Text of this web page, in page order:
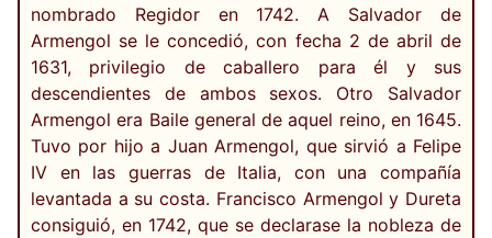
nombrado Regidor en 1742. A Salvador de
Armengol se le concedió, con fecha 2 de abril de
1631, privilegio de caballero para él y sus
descendientes de ambos sexos. Otro Salvador
Armengol era Baile general de aquel reino, en 1645.
Tuvo por hijo a Juan Armengol, que sirvió a Felipe
IV en las guerras de Italia, con una compañía
levantada a su costa. Francisco Armengol y Dureta
consiguió, en 1742, que se declarase la nobleza de